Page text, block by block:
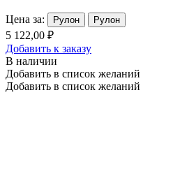
Цена за: Рулон Рулон
5 122,00 ₽
Добавить к заказу
В наличии
Добавить в список желаний
Добавить в список желаний